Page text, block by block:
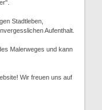
Stadtleben,
Aufenthalt.
Malerweges und kann
Wir freuen uns auf